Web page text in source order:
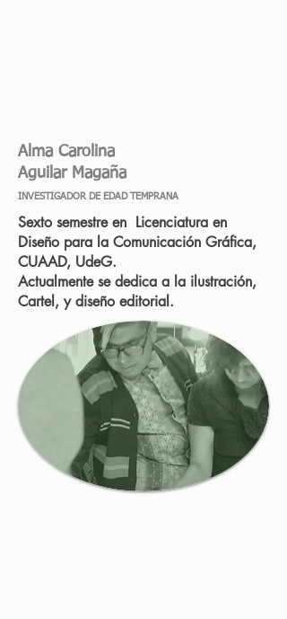
Alma Carolina
Aguilar Magaña
INVESTIGADOR DE EDAD TEMPRANA
Sexto semestre en Licenciatura en
Diseño para la Comunicación Gráfica,
CUAAD, UdeG.
Actualmente se dedica a la ilustración,
Cartel, y diseño editorial.